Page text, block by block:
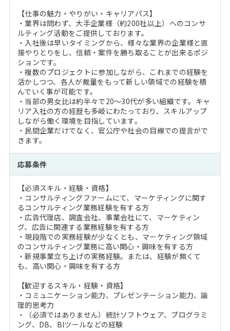
【仕事の魅力・やりがい・キャリアパス】
・業界は問わず、大手企業様（約200社以上）へのコンサ
ルティング活動をご提供しております。
・入社後は早いタイミングから、様々な業界の企業様と直
接やりとりをし、信頼・案件を勝ち取ることが出来るポジ
ションです。
・複数のプロジェクトに参加しながら、これまでの経験を
活かしつつ、各人が裁量をもって新しい領域での経験を積
んでいく事が可能です。
・当部の男女比は約半々で20～30代が多い組織です。キャ
リア入社の方の経歴も多岐にわたっており、スキルアップ
しながら働く環境を目指しています。
・民間企業だけでなく、官公庁や社会の目線での提言がで
きます。
応募条件
【必須スキル・経験・資格】
・コンサルティングファームにて、マーケティングに関す
るコンサルティング業務経験を有する方
・広告代理店、調査会社、事業会社にて、マーケティン
グ、広告に関連する業務経験を有する方
・現段階での実務経験が少なくとも、マーケティング領域
のコンサルティング業務に高い関心・興味を有する方
・新規事業立ち上げの実務経験。または、経験が無くて
も、高い関心・興味を有する方
【歓迎するスキル・経験・資格】
・コミュニケーション能力、プレゼンテーション能力、論
理的思考力
・（必須ではありません）統計ソフトウェア、プログラミ
ング、DB、BIツールなどの経験